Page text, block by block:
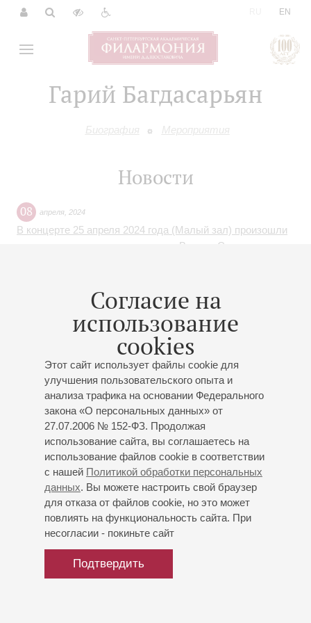
EN
Гарий Багдасарьян
Биография Мероприятия
Согласие на
использование
cookies
Этот сайт использует файлы cookie для
улучшения пользовательского опыта и
анализа трафика на основании Федерального
закона «О персональных данных» от
27.07.2006 № 152-ФЗ. Продолжая
использование сайта, вы соглашаетесь на
использование файлов cookie в соответствии
с нашей Политикой обработки персональных
данных. Вы можете настроить свой браузер
для отказа от файлов cookie, но это может
повлиять на функциональность сайта. При
несогласии - покиньте сайт
Подтвердить
Новости
08 апреля 2024
В концерте 25 апреля 2024 года (Малый зал) произошли
изменения в составе участников. Вместо Санкт-
,2022
В концерте XIII Международного фестиваля
«Серебряная лира» 3 ноября (Большой зал) вместо
Фортепианного вечера Петра Лаула состоится Вечер
джазовых стандартов с участием А.Кондакова,
К.Хазановича, Д.Синеглазовой, В.Скворцова,
Ф.Мещерякова и Г.Багдасарьяна